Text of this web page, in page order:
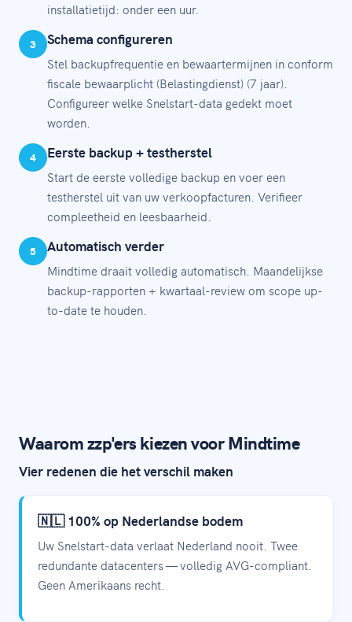
installatietijd: onder een uur.
3 Schema configureren
Stel backupfrequentie en bewaartermijnen in conform
fiscale bewaarplicht (Belastingdienst) (7 jaar).
Configureer welke Snelstart-data gedekt moet
worden.
4 Eerste backup + testherstel
Start de eerste volledige backup en voer een
testherstel uit van uw verkoopfacturen. Verifieer
compleetheid en leesbaarheid.
5 Automatisch verder
Mindtime draait volledig automatisch. Maandelijkse
backup-rapporten + kwartaal-review om scope up-
to-date te houden.
Waarom zzp'ers kiezen voor Mindtime
Vier redenen die het verschil maken
🇳🇱 100% op Nederlandse bodem
Uw Snelstart-data verlaat Nederland nooit. Twee
redundante datacenters — volledig AVG-compliant.
Geen Amerikaans recht.